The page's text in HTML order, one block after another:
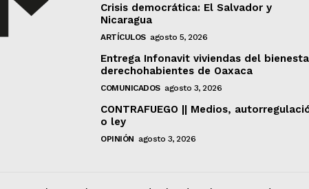
Crisis democrática: El Salvador y
Nicaragua
ARTÍCULOS agosto 5, 2026
Entrega Infonavit viviendas del
derechohabientes de Oaxaca
COMUNICADOS agosto 3, 2026
CONTRAFUEGO || Medios,
o ley
OPINIÓN agosto 3, 2026